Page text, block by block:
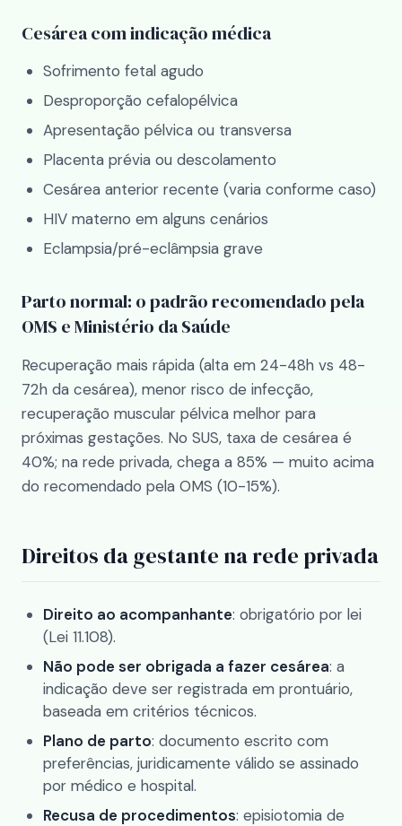
Cesárea com indicação médica
Sofrimento fetal agudo
Desproporção cefalopélvica
Apresentação pélvica ou transversa
Placenta prévia ou descolamento
Cesárea anterior recente (varia conforme caso)
HIV materno em alguns cenários
Eclampsia/pré-eclâmpsia grave
Parto normal: o padrão recomendado pela
OMS e Ministério da Saúde
Recuperação mais rápida (alta em 24-48h vs 48-
72h da cesárea), menor risco de infecção,
recuperação muscular pélvica melhor para
próximas gestações. No SUS, taxa de cesárea é
40%; na rede privada, chega a 85% — muito acima
do recomendado pela OMS (10-15%).
Direitos da gestante na rede privada
Direito ao acompanhante: obrigatório por lei
(Lei 11.108).
Não pode ser obrigada a fazer cesárea: a
indicação deve ser registrada em prontuário,
baseada em critérios técnicos.
Plano de parto: documento escrito com
preferências, juridicamente válido se assinado
por médico e hospital.
Recusa de procedimentos: episiotomia de